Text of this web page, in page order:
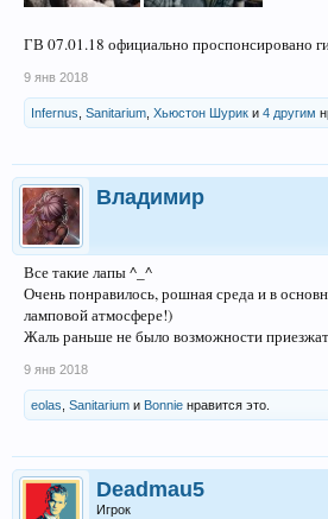
ГВ 07.01.18 официально проспонсировано
9 янв 2018
Infernus Sanitarium Хьюстон Шурик и 4 другим
Владимир
Все такие лапы ^_^
Очень понравилось, рошная среда и в
ламповой атмосфере!)
Жаль раньше не было возможности
9 янв 2018
eolas Sanitarium и Bonnie нравится это.
Deadmau5
Игрок